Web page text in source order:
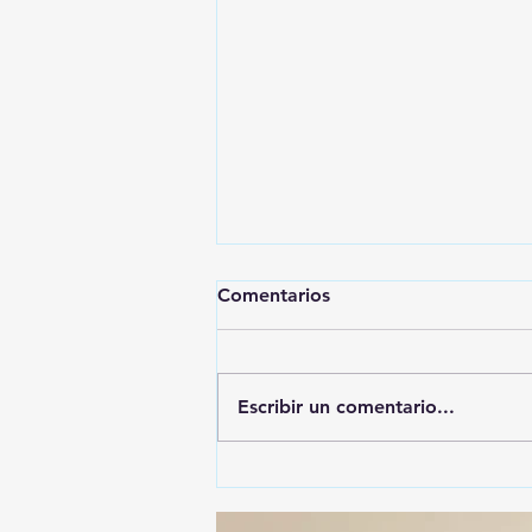
🚨🚔 CAPTURAN EN PUEBLA
A PRESUNTO
Comentarios
Escribir un comentario...